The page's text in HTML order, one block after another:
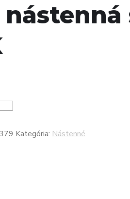
Kategória: Nástenné